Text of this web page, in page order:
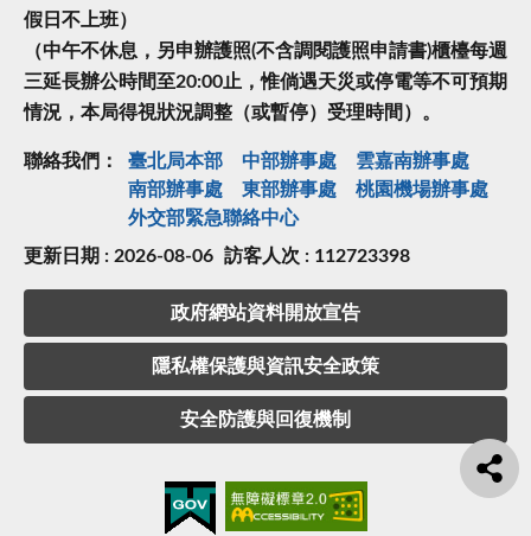
假日不上班）
（中午不休息，另申辦護照(不含調閱護照申請書)櫃檯每週
三延長辦公時間至20:00止，惟倘遇天災或停電等不可預期
情況，本局得視狀況調整（或暫停）受理時間）。
聯絡我們： 臺北局本部 中部辦事處
雲嘉南辦事處
南部辦事處
東部辦事處
桃園機場辦事處
外交部緊急聯絡中⼼
更新日期 : 2026-08-06 訪客人次 : 112723398
政府網站資料開放宣告
隱私權保護與資訊安全政策
安全防護與回復機制